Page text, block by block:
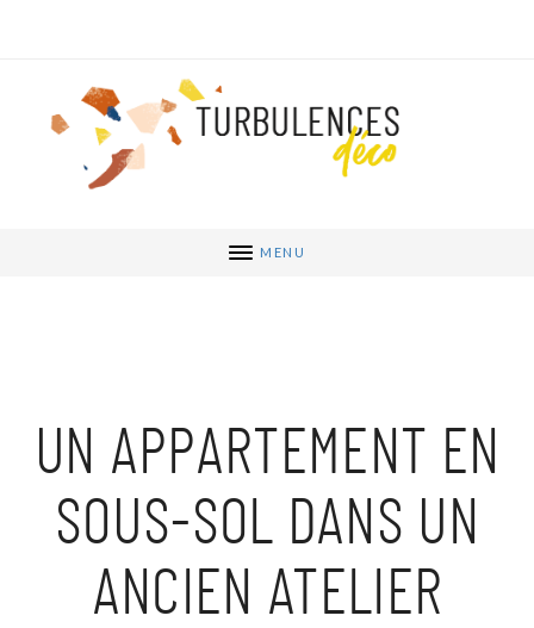
MENU
UN APPARTEMENT EN
SOUS-SOL DANS UN
ANCIEN ATELIER